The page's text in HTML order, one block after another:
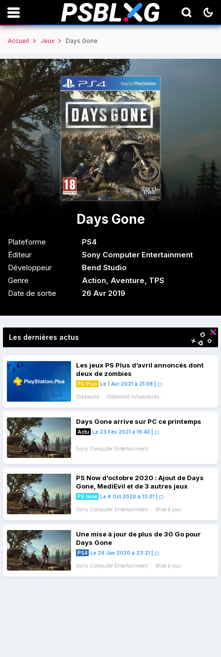
Accueil Jeux Days Gone
Days Gone
Plateforme
PS4
Éditeur
Sony Computer Entertainment
Développeur
Bend Studio
Genre
Action, Aventure, TPS
Date de sortie
26 Avr 2019
Les dernières actus
Les jeux PS Plus d’avril annoncés dont
deux de zombies
PS Plus Le 1 Avr 2021 à 21:08
Oddworld
Oddworld Inhabitants
Days Gone arrive sur PC ce printemps
Actu Le 23 Fév 2021 à 19:40
Sony Computer Entertainment
PS Now d’octobre 2020 : Ajout de Days
Gone, MediEvil et de 3 autres jeux
PS Now Le 6 Oct 2020 à 13:01
Sony Computer Entertainment Mise à jour
Une mise à jour de plus de 30 Go pour
Days Gone
PS4 Le 28 Jan 2020 à 23:21
Sony Computer Entertainment Mise à jour